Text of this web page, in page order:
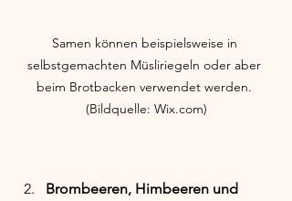
Samen können beispielsweise in
selbstgemachten Müsliriegeln oder aber
beim Brotbacken verwendet werden.
(Bildquelle: Wix.com)
Brombeeren, Himbeeren und